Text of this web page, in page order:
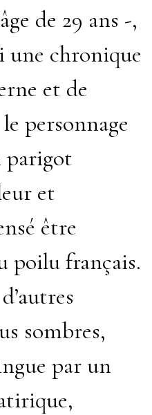
de 29 ans -,
une chronique
et de
personnage
parigot
et
être
poilu français.
sombres,
par un